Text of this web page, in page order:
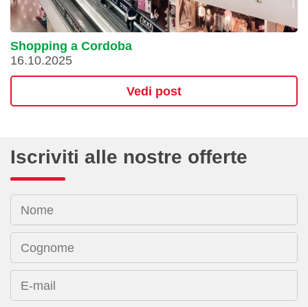
Shopping a Cordoba
16.10.2025
Vedi post
Iscriviti alle nostre offerte
Nome
Cognome
E-mail